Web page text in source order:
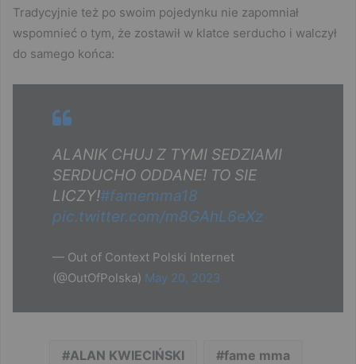
Tradycyjnie też po swoim pojedynku nie zapomniał
wspomnieć o tym, że zostawił w klatce serducho i walczył
do samego końca:
ALANIK CHUJ Z TYMI SEDZIAMI
SERDUCHO ODDANE! TO SIE
LICZY!#famemma18
pic.twitter.com/m8GAhL6eXz
— Out of Context Polski Internet
(@OutOfPolska) May 20, 2023
ALAN KWIECIŃSKI fame mma